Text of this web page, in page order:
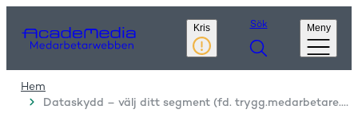
Kris Sök Meny
Hem
Dataskydd – välj ditt segment (fd. trygg.medarbetare.se)